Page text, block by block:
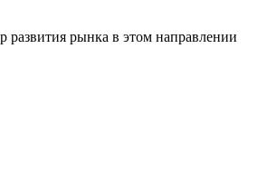
развития рынка в этом направлении